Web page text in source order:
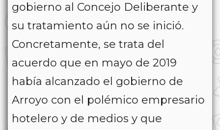
gobierno al Concejo Deliberante y
su tratamiento aún no se inició.
Concretamente, se trata del
acuerdo que en mayo de 2019
había alcanzado el gobierno de
Arroyo con el polémico empresario
hotelero y de medios y que